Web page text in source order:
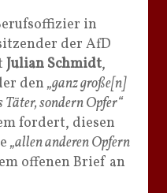
in
der AfD
Julian Schmidt,
den „ganz große[n]
sondern Opfer“
fordert, diesen
„allen anderen Opfern
offenen Brief an